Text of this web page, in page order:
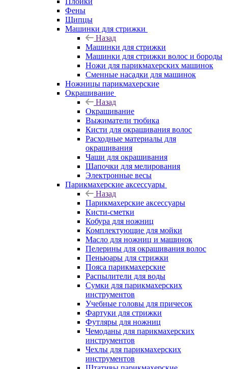
Фены
Щипцы
Машинки для стрижки
Назад
Машинки для стрижки
Машинки для стрижки волос и бороды
Ножи для парикмахерских машинок
Сменные насадки для машинок
Ножницы парикмахерские
Окрашивание
Назад
Окрашивание
Выжиматели тюбика
Кисти для окрашивания волос
Расходные материалы для
окрашивания
Чаши для окрашивания
Шапочки для мелирования
Электронные весы
Парикмахерские аксессуары
Назад
Парикмахерские аксессуары
Кисти-сметки
Кобура для ножниц
Комплектующие для мойки
Масло для ножниц и машинок
Пелерины для окрашивания волос
Пеньюары для стрижки
Пояса парикмахерские
Распылители для воды
Сумки для парикмахерских
инструментов
Учебные головы для причесок
Фартуки для стрижки
Футляры для ножниц
Чемоданы для парикмахерских
инструментов
Чехлы для парикмахерских
инструментов